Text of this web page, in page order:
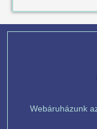
Webáruházunk